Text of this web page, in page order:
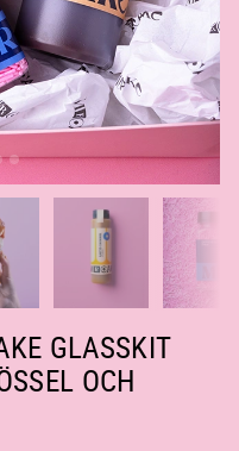
GLASSKIT
OCH